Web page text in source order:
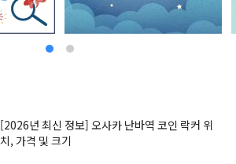
[2026년 최신 정보] 오사카 난바역 코인 락커 위
치, 가격 및 크기